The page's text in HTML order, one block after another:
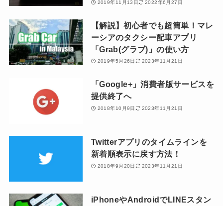
2019年11月13日 2022年6月27日
【解説】初心者でも超簡単！マレ
ーシアのタクシー配車アプリ
「Grab(グラブ)」の使い方
2019年5月26日 2023年11月21日
「Google+」消費者版サービスを
提供終了へ
2018年10月9日 2023年11月21日
Twitterアプリのタイムラインを
新着順表示に戻す方法！
2018年9月20日 2023年11月21日
iPhoneやAndroidでLINEスタン